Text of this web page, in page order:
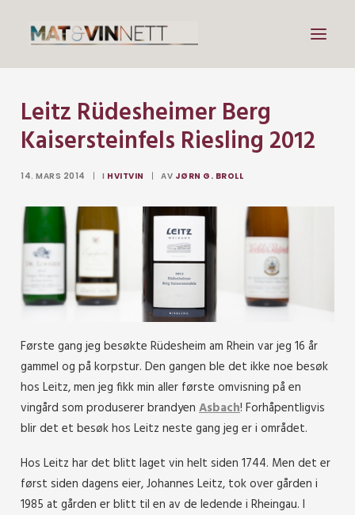
Mat
Drikke
Om vin
Om meg
Search
Leitz Rüdesheimer Berg
Kaisersteinfels Riesling 2012
14. MARS 2014 | I HVITVIN | AV JØRN G. BROLL
Første gang jeg besøkte Rüdesheim am Rhein var jeg 16 år
gammel og på korpstur. Den gangen ble det ikke noe besøk
hos Leitz, men jeg fikk min aller første omvisning på en
vingård som produserer brandyen Asbach! Forhåpentligvis
blir det et besøk hos Leitz neste gang jeg er i området.
Hos Leitz har det blitt laget vin helt siden 1744. Men det er
først siden dagens eier, Johannes Leitz, tok over gården i
1985 at gården er blitt til en av de ledende i Rheingau. I